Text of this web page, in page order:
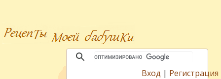
Вход | Регистрация